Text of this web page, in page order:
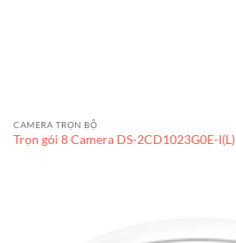
CAMERA TRỌN BỘ
Trọn gói 8 Camera DS-2CD1023G0E-I(L)